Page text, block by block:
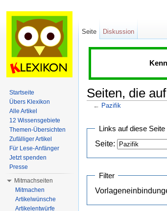
Seiten, die
← Pazifik
Links auf diese Seite
Seite:
Filter
Seite Diskussion
Startseite
Übers Klexikon
Alle Artikel
12 Wissensgebiete
Themen-Übersichten
Zufälliger Artikel
Für Lese-Anfänger
Jetzt spenden
Presse
Mitmachseiten
Mitmachen
Artikelwünsche
Artikelentwürfe